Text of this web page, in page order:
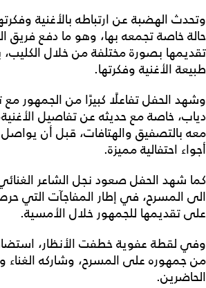
وتحدث الهضبة عن ارتباطه بالأغنية
حالة خاصة تجمعه بها، وهو ما دفع فريق
تقديمها بصورة مختلفة من خلال
طبيعة الأغنية وفكرتها.
وشهد الحفل تفاعلًا كبيرًا من الجمهور
دياب، خاصة مع حديثه عن تفاصيل
معه بالتصفيق والهتافات، قبل أن
أجواء احتفالية مميزة.
كما شهد الحفل صعود نجل الشاعر
الى المسرح، في إطار المفاجآت التي
على تقديمها للجمهور خلال الأمسية.
وفي لقطة عفوية خطفت الأنظار،
من جمهوره على المسرح، وشاركه
الحاضرين.